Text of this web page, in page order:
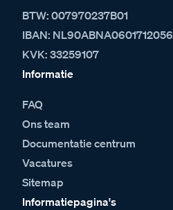
BTW: 007970237B01
IBAN: NL90ABNA0601712056
KVK: 33259107
Informatie
FAQ
Ons team
Documentatie centrum
Vacatures
Sitemap
Informatiepagina's